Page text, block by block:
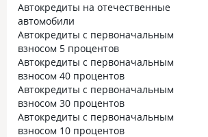
Автокредиты на отечественные
автомобили
Автокредиты с первоначальным
взносом 5 процентов
Автокредиты с первоначальным
взносом 40 процентов
Автокредиты с первоначальным
взносом 30 процентов
Автокредиты с первоначальным
взносом 10 процентов